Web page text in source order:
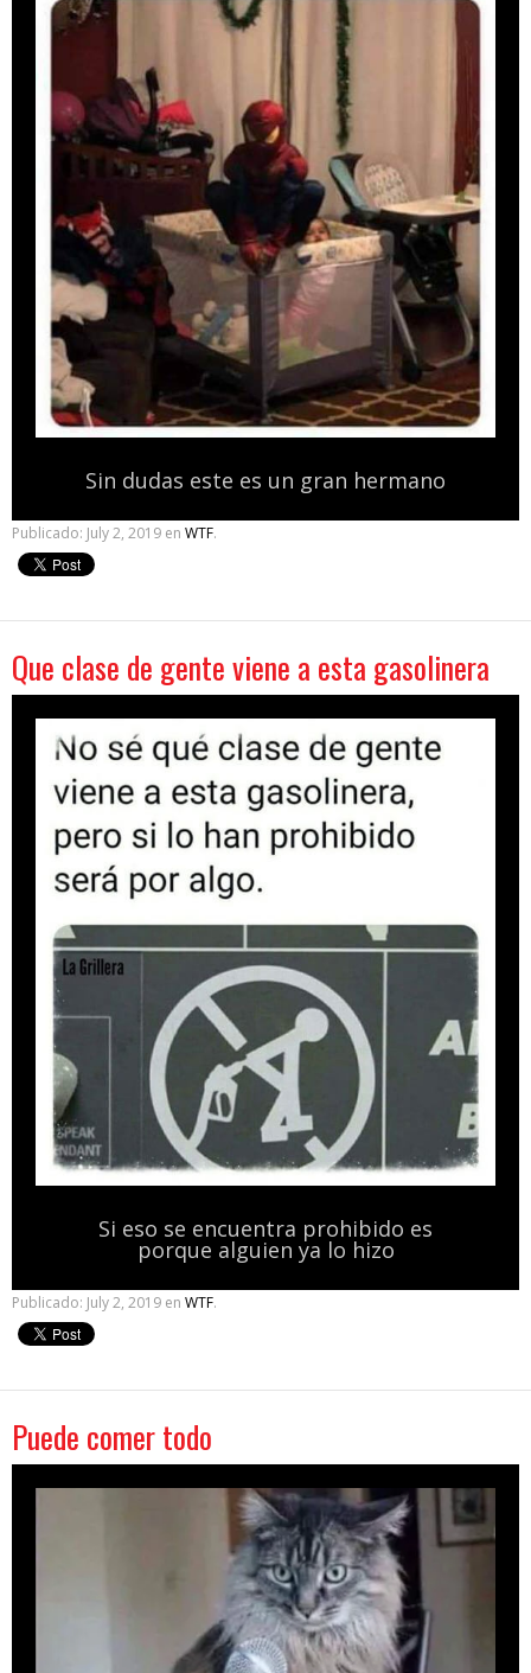
Sin dudas este es un gran hermano
Publicado: July 2, 2019 en WTF.
Que clase de gente viene a esta gasolinera
Si eso se encuentra prohibido es
porque alguien ya lo hizo
Publicado: July 2, 2019 en WTF.
Puede comer todo